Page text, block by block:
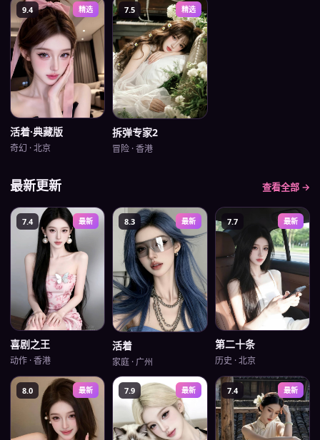
9.4 精选
活着·典藏版
奇幻 ·北京
7.5 精选
拆弹专家2
冒险 ·香港
最新更新 查看全部 →
7.4 最新
喜剧之王
动作 ·香港
8.3 最新
活着
家庭 · 广州
7.7 最新
第二十条
历史 ·北京
8.0 最新 7.9 最新 7.4 最新